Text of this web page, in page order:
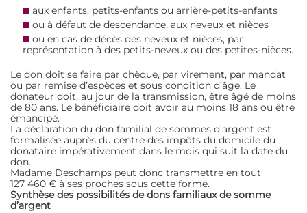
aux enfants, petits-enfants ou arrière-petits-enfants
ou à défaut de descendance, aux neveux et nièces
ou en cas de décès des neveux et nièces, par
représentation à des petits-neveux ou des petites-nièces.
Le don doit se faire par chèque, par virement, par mandat
ou par remise d’espèces et sous condition d’âge. Le
donateur doit, au jour de la transmission, être âgé de moins
de 80 ans. Le bénéficiaire doit avoir au moins 18 ans ou être
émancipé.
La déclaration du don familial de sommes d'argent est
formalisée auprès du centre des impôts du domicile du
donataire impérativement dans le mois qui suit la date du
don.
Madame Deschamps peut donc transmettre en tout
127 460 € à ses proches sous cette forme.
Synthèse des possibilités de dons familiaux de somme
d’argent